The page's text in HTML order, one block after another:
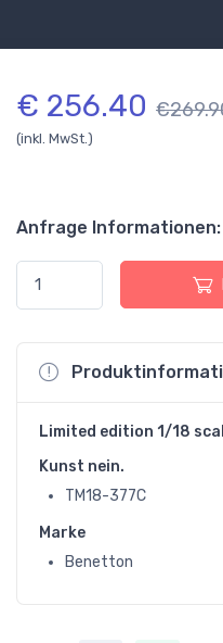
€ 256.40
(inkl. MwSt.)
Anfrage Informationen:
Limited edition 1/18
Kunst nein.
TM18-377C
Marke
Benetton